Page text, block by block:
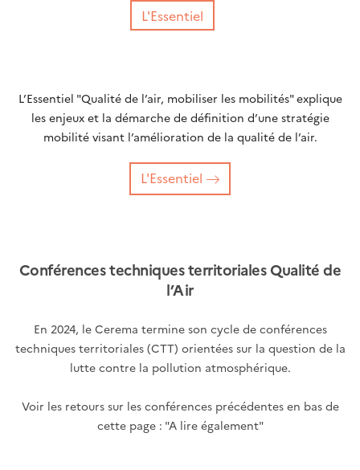
L'Essentiel
L’Essentiel "Qualité de l’air, mobiliser les mobilités" explique
les enjeux et la démarche de définition d’une stratégie
mobilité visant l’amélioration de la qualité de l’air.
L'Essentiel
Conférences techniques territoriales Qualité de
l’Air
En 2024, le Cerema termine son cycle de conférences
techniques territoriales (CTT) orientées sur la question de la
lutte contre la pollution atmosphérique.
Voir les retours sur les conférences précédentes en bas de
cette page : "A lire également"